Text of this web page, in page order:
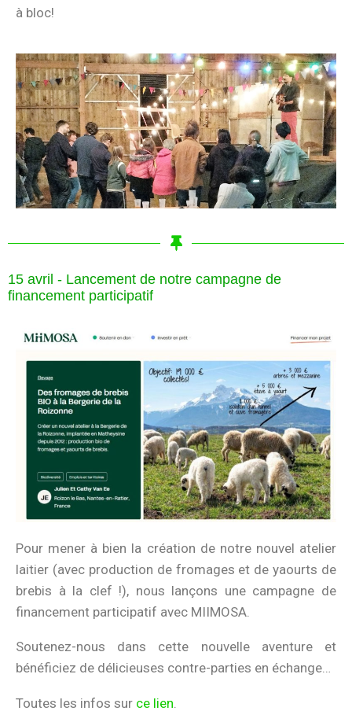
à bloc!
15 avril - Lancement de notre campagne de
financement participatif
Pour mener à bien la création de notre nouvel atelier
laitier (avec production de fromages et de yaourts de
brebis à la clef !), nous lançons une campagne de
financement participatif avec MIIMOSA.
Soutenez-nous dans cette nouvelle aventure et
bénéficiez de délicieuses contre-parties en échange…
Toutes les infos sur ce lien.